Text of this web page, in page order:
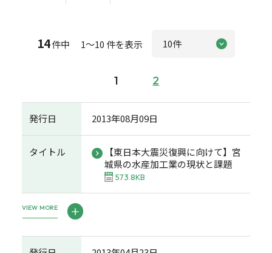
14件中 1～10 件を表示
1 2
発行日 2013年08月09日
タイトル
【東日本大震災復興に向けて】宮
城県の水産加工業の現状と課題
573.8KB
VIEW MORE